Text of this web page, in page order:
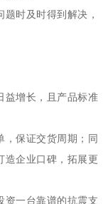
时及时得到解决，
益增长，且产品标准
，保证交货周期；同
造企业口碑，拓展更
资一台靠谱的抗震支